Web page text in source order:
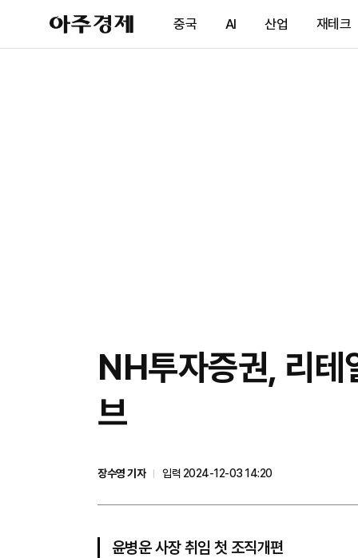
아
주
제
중국 AI 산업 재테크
NH투자증권, 리테
브
장수영 기자
입력 2024-12-03 14:20
윤병운 사장 취임 첫 조직개편